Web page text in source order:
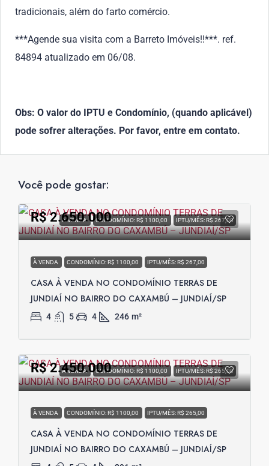
tradicionais, além do farto comércio.
***Agende sua visita com a Barreto Imóveis!!***. ref.
84894 atualizado em 06/08.
Obs: O valor do IPTU e Condomínio, (quando aplicável)
pode sofrer alterações. Por favor, entre em contato.
Você pode gostar:
À VENDA CONDOMÍNIO: R$ 1100,00 IPTU/MÊS: R$ 267,00
R$ 2.650.000
À VENDA CONDOMÍNIO: R$ 1100,00 IPTU/MÊS: R$ 267,00
CASA À VENDA NO CONDOMÍNIO TERRAS DE
JUNDIAÍ NO BAIRRO DO CAXAMBÚ – JUNDIAÍ/SP
4 5 4 246 m²
À VENDA CONDOMÍNIO: R$ 1100,00 IPTU/MÊS: R$ 265,00
R$ 2.450.000
À VENDA CONDOMÍNIO: R$ 1100,00 IPTU/MÊS: R$ 265,00
CASA À VENDA NO CONDOMÍNIO TERRAS DE
JUNDIAÍ NO BAIRRO DO CAXAMBÚ – JUNDIAÍ/SP